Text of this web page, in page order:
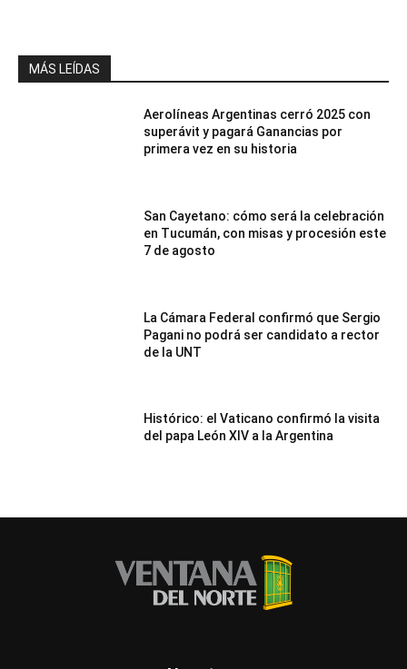
MÁS LEÍDAS
Aerolíneas Argentinas cerró 2025 con
superávit y pagará Ganancias por
primera vez en su historia
San Cayetano: cómo será la celebración
en Tucumán, con misas y procesión este
7 de agosto
La Cámara Federal confirmó que Sergio
Pagani no podrá ser candidato a rector
de la UNT
Histórico: el Vaticano confirmó la visita
del papa León XIV a la Argentina